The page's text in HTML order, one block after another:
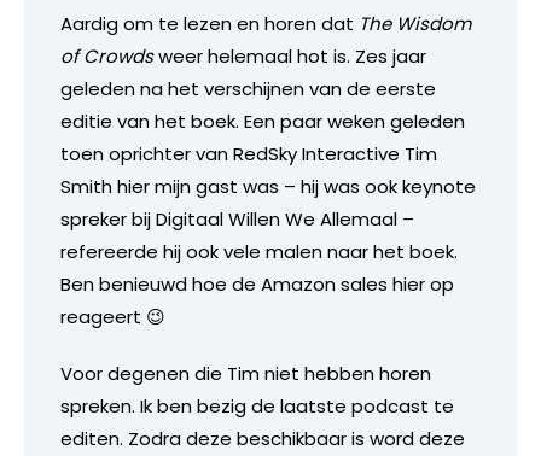
Aardig om te lezen en horen dat The Wisdom
of Crowdsweer helemaal hot is. Zes jaar
geleden na het verschijnen van de eerste
editie van het boek. Een paar weken geleden
toen oprichter van RedSky Interactive Tim
Smith hier mijn gast was – hij was ook keynote
spreker bij Digitaal Willen We Allemaal –
refereerde hij ook vele malen naar het boek.
Ben benieuwd hoe de Amazon sales hier op
reageert 😉
Voor degenen die Tim niet hebben horen
spreken. Ik ben bezig de laatste podcast te
editen. Zodra deze beschikbaar is word deze